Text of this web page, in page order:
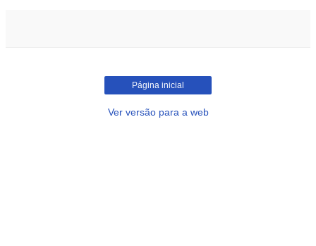
Página inicial
Ver versão para a web